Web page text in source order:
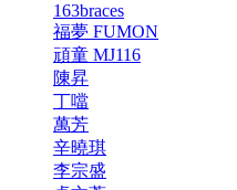
163braces
福夢 FUMON
頑童 MJ116
陳昇
丁噹
萬芳
辛曉琪
李宗盛